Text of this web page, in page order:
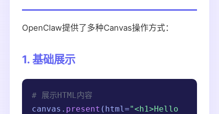
OpenClaw提供了多种Canvas操作方式：
1. 基础展示
# 展示HTML内容
canvas. present (html="<h1>Hello